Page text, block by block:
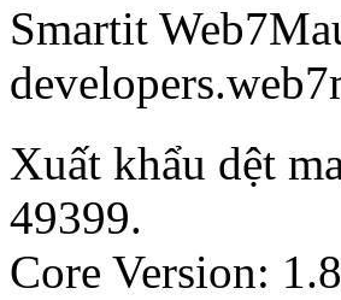
Smartit
Xuất khẩu dệt
49399.
Core Version: